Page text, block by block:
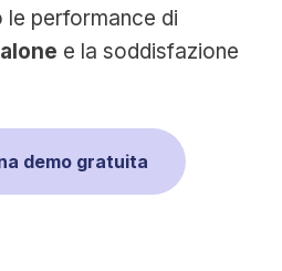
le performance di
e la soddisfazione
demo gratuita